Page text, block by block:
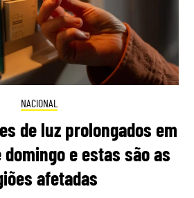
NACIONAL
de luz prolongados em
e estas são as
afetadas